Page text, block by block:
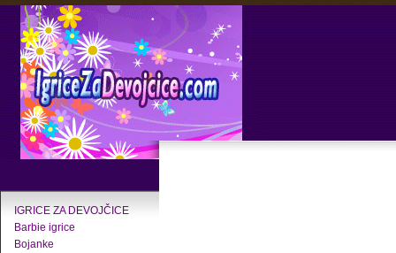
IGRICE ZA DEVOJČICE
Barbie igrice
Bojanke